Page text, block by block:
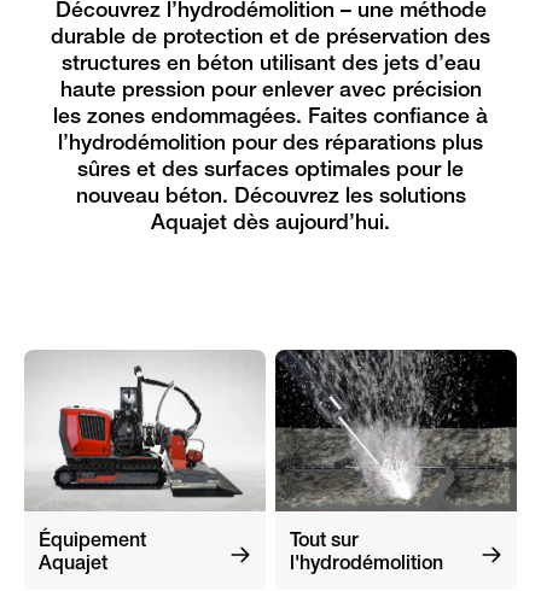
Découvrez l’hydrodémolition – une méthode
durable de protection et de préservation des
structures en béton utilisant des jets d’eau
haute pression pour enlever avec précision
les zones endommagées. Faites confiance à
l’hydrodémolition pour des réparations plus
sûres et des surfaces optimales pour le
nouveau béton. Découvrez les solutions
Aquajet dès aujourd’hui.
Équipement
Aquajet
Tout sur
l'hydrodémolition